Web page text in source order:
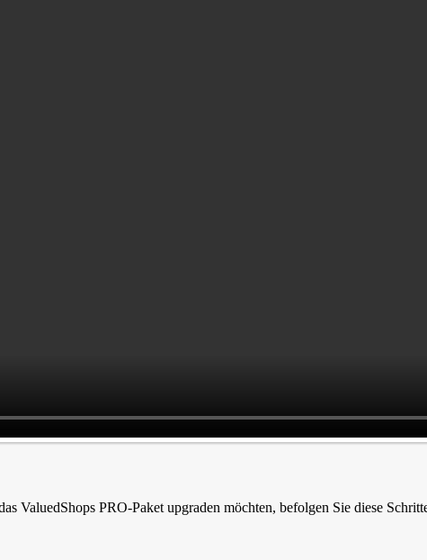
ValuedShops PRO-Paket upgraden möchten, befolgen Sie diese